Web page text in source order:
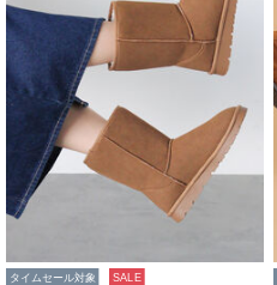
タイムセール対象 SALE